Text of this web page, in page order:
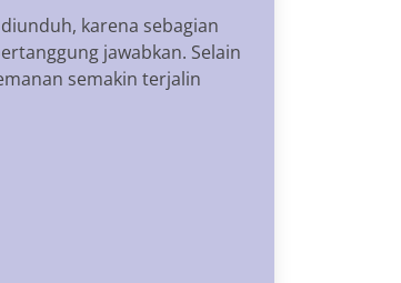
karena sebagian
jawabkan. Selain
semakin terjalin